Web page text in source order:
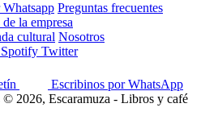
Preguntas frecuentes
la empresa
cultural Nosotros
Spotify Twitter
Escribinos por WhatsApp
© 2026, Escaramuza - Libros y café